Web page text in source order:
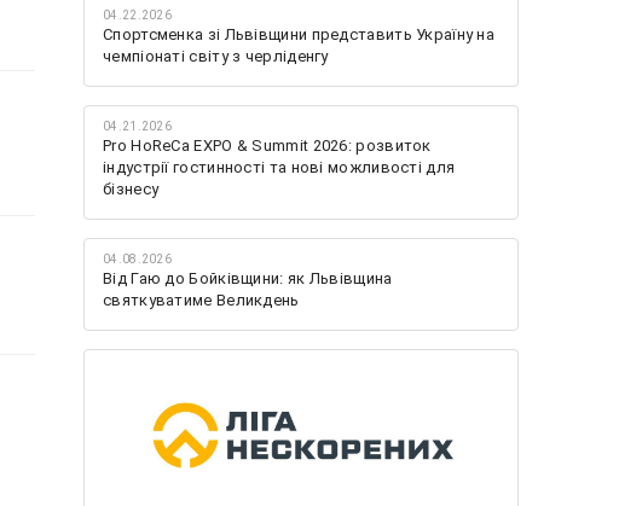
04.22.2026
Спортсменка зі Львівщини представить Україну на
чемпіонаті світу з черліденгу
04.21.2026
Pro HoReCa EXPO & Summit 2026: розвиток
індустрії гостинності та нові можливості для
бізнесу
04.08.2026
Від Гаю до Бойківщини: як Львівщина
святкуватиме Великдень